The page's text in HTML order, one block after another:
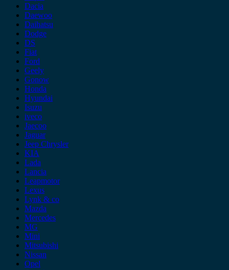
Dacia
Daewoo
Daihatsu
Dodge
DS
Fiat
Ford
Geely
Gonow
Honda
Hyundai
Isuzu
iveco
Jaecoo
Jaguar
Jeep Chrysler
KIA
Lada
Lancia
Leapmotor
Lexus
Lynk & co
Mazda
Mercedes
MG
Mini
Mitsubishi
Nissan
Opel